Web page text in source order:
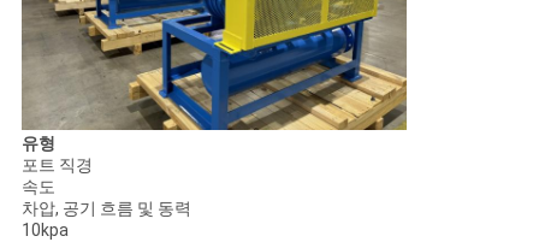
유형
포트 직경
속도
차압, 공기 흐름 및 동력
10kpa